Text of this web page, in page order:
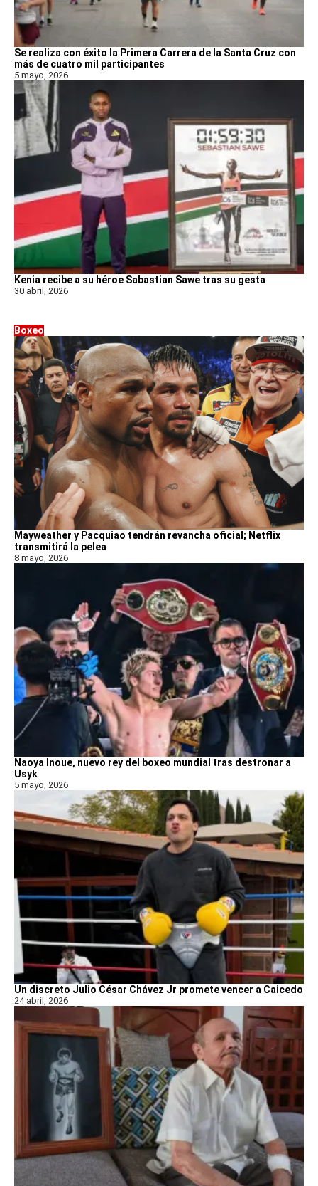
Se realiza con éxito la Primera Carrera de la Santa Cruz con
más de cuatro mil participantes
5 mayo, 2026
Kenia recibe a su héroe Sabastian Sawe tras su gesta
30 abril, 2026
Boxeo
Mayweather y Pacquiao tendrán revancha oficial; Netflix
transmitirá la pelea
8 mayo, 2026
Naoya Inoue, nuevo rey del boxeo mundial tras destronar a
Usyk
5 mayo, 2026
Un discreto Julio César Chávez Jr promete vencer a Caicedo
24 abril, 2026